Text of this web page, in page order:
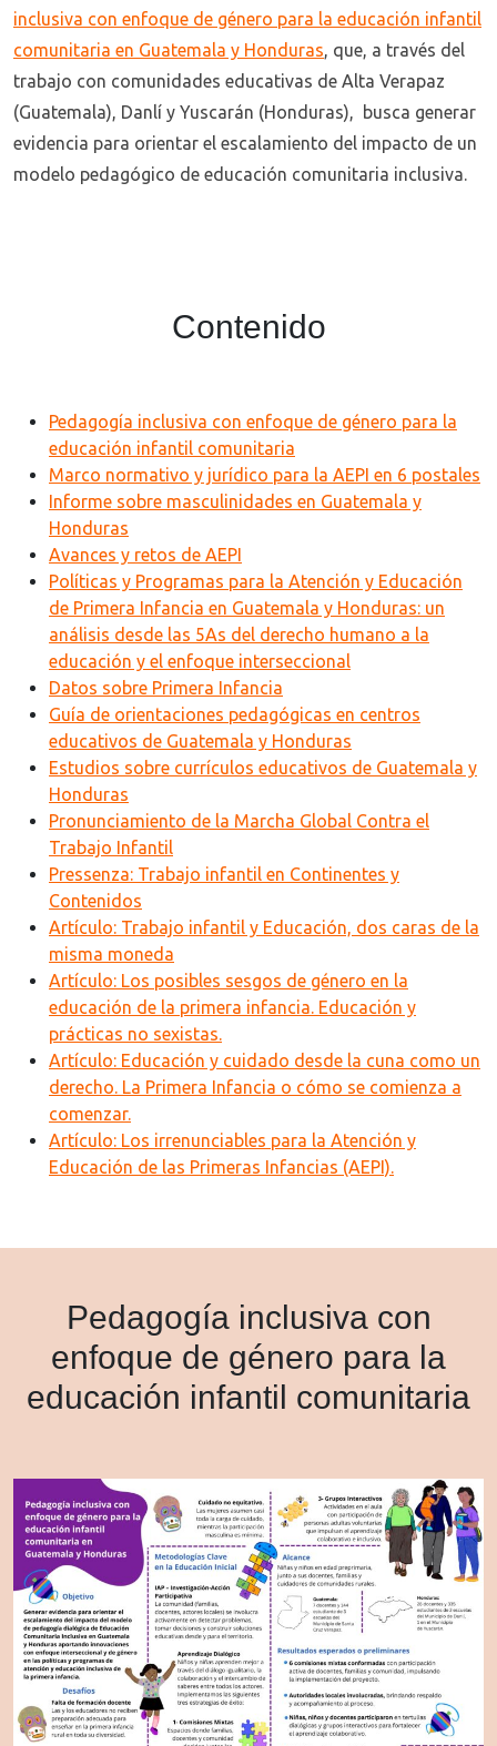
inclusiva con enfoque de género para la educación infantil
comunitaria en Guatemala y Honduras, que, a través del
trabajo con comunidades educativas de Alta Verapaz
(Guatemala), Danlí y Yuscarán (Honduras), busca generar
evidencia para orientar el escalamiento del impacto de un
modelo pedagógico de educación comunitaria inclusiva.
Contenido
Pedagogía inclusiva con enfoque de género para la
educación infantil comunitaria
Marco normativo y jurídico para la AEPI en 6 postales
Informe sobre masculinidades en Guatemala y
Honduras
Avances y retos de AEPI
Políticas y Programas para la Atención y Educación
de Primera Infancia en Guatemala y Honduras: un
análisis desde las 5As del derecho humano a la
educación y el enfoque interseccional
Datos sobre Primera Infancia
Guía de orientaciones pedagógicas en centros
educativos de Guatemala y Honduras
Estudios sobre currículos educativos de Guatemala y
Honduras
Pronunciamiento de la Marcha Global Contra el
Trabajo Infantil
Pressenza: Trabajo infantil en Continentes y
Contenidos
Artículo: Trabajo infantil y Educación, dos caras de la
misma moneda
Artículo: Los posibles sesgos de género en la
educación de la primera infancia. Educación y
prácticas no sexistas.
Artículo: Educación y cuidado desde la cuna como un
derecho. La Primera Infancia o cómo se comienza a
comenzar.
Artículo: Los irrenunciables para la Atención y
Educación de las Primeras Infancias (AEPI).
Pedagogía inclusiva con
enfoque de género para la
educación infantil comunitaria